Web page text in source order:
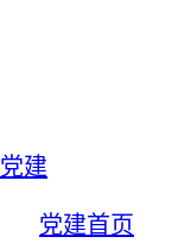
党建
党建首页